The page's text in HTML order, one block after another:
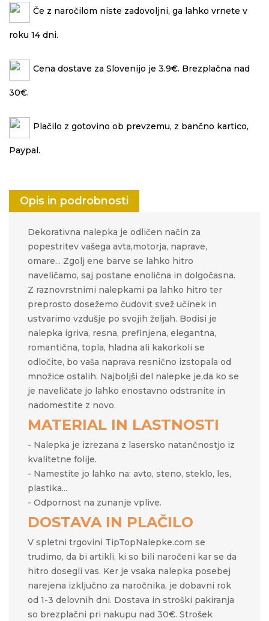
Če z naročilom niste zadovoljni, ga lahko vrnete v
roku 14 dni.
Cena dostave za Slovenijo je 3.9€. Brezplačna nad
30€.
Plačilo z gotovino ob prevzemu, z bančno kartico,
Paypal.
Opis in podrobnosti
Dekorativna nalepka je odličen način za
popestritev vašega avta,motorja, naprave,
omare... Zgolj ene barve se lahko hitro
naveličamo, saj postane enolična in dolgočasna.
Z raznovrstnimi nalepkami pa lahko hitro ter
preprosto dosežemo čudovit svež učinek in
ustvarimo vzdušje po svojih željah.​​ Bodisi je
nalepka igriva, resna, prefinjena, elegantna,
romantična, topla, hladna ali kakorkoli se
odločite, bo vaša naprava resnično izstopala od
množice ostalih. Najboljši del nalepke je,da ko se
je naveličate jo lahko enostavno odstranite in
nadomestite z novo.
MATERIAL IN LASTNOSTI
- Nalepka je izrezana z lasersko natančnostjo iz
kvalitetne folije.
- Namestite jo lahko na: avto, steno, steklo, les,
plastika...
- Odpornost na zunanje vplive.
DOSTAVA IN PLAČILO
V spletni trgovini TipTopNalepke.com se
trudimo, da bi artikli, ki so bili naročeni kar se da
hitro dosegli vas. Ker je vsaka nalepka posebej
narejena izključno za naročnika, je dobavni rok
od 1-3 delovnih dni. Dostava in stroški pakiranja
so brezplačni pri nakupu nad 30€. Strošek